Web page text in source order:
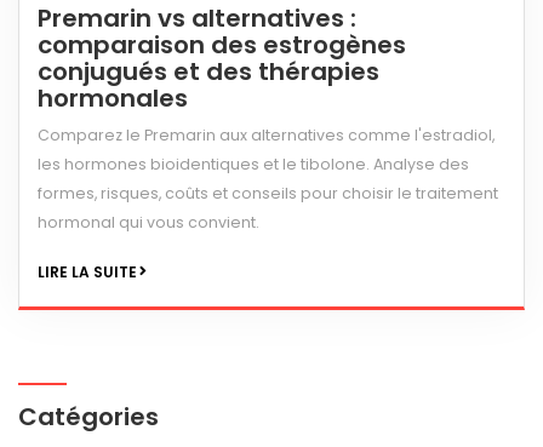
Premarin vs alternatives :
comparaison des estrogènes
conjugués et des thérapies
hormonales
Comparez le Premarin aux alternatives comme l'estradiol,
les hormones bioidentiques et le tibolone. Analyse des
formes, risques, coûts et conseils pour choisir le traitement
hormonal qui vous convient.
LIRE LA SUITE
Catégories